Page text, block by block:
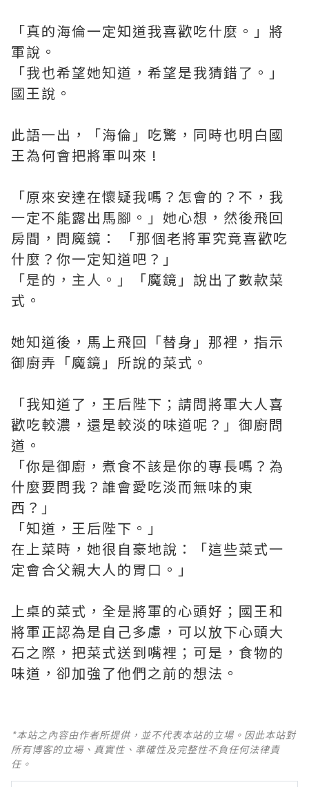
「真的海倫一定知道我喜歡吃什麼。」將
軍說。
「我也希望她知道，希望是我猜錯了。」
國王說。
此語一出，「海倫」吃驚，同時也明白國
王為何會把將軍叫來 !
「原來安達在懷疑我嗎？怎會的？不，我
一定不能露出馬腳。」她心想，然後飛回
房間，問魔鏡： 「那個老將軍究竟喜歡吃
什麼？你一定知道吧？」
「是的，主人。」
「魔鏡」說出了數款菜
式。
她知道後，馬上飛回「替身」那裡，指示
御廚弄「魔鏡」所說的菜式。
「我知道了，王后陛下；請問將軍大人喜
歡吃較濃，還是較淡的味道呢？」御廚問
道。
「你是御廚，煮食不該是你的專長嗎？為
什麼要問我？誰會愛吃淡而無味的東
西？」
「知道，王后陛下。」
在上菜時，她很自豪地說：「這些菜式一
定會合父親大人的胃口。」
上桌的菜式，全是將軍的心頭好；國王和
將軍正認為是自己多慮，可以放下心頭大
石之際，把菜式送到嘴裡；可是，食物的
味道，卻加強了他們之前的想法。
*本站之內容由作者所提供，並不代表本站的立場。因此本站對
所有博客的立場、真實性、準確性及完整性不負任何法律責
任。